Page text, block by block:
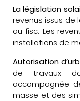
La législation
revenus issus de
au fisc. Les
installations de
Autorisation
de travaux
accompagnée
masse et des